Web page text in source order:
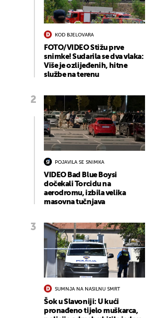
KOD BJELOVARA
FOTO/VIDEO Stižu prve
snimke! Sudarila se dva vlaka:
Više je ozlijeđenih, hitne
službe na terenu
POJAVILA SE SNIMKA
VIDEO Bad Blue Boysi
dočekali Torcidu na
aerodromu, izbila velika
masovna tučnjava
SUMNJA NA NASILNU SMRT
Šok u Slavoniji: U kući
pronađeno tijelo muškarca,